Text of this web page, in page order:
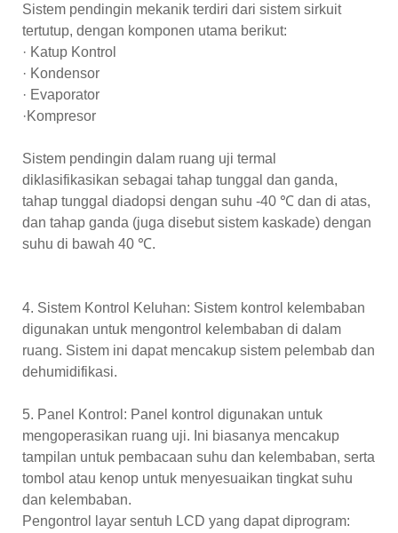
Sistem pendingin mekanik terdiri dari sistem sirkuit
tertutup, dengan komponen utama berikut:
· Katup Kontrol
· Kondensor
· Evaporator
·Kompresor
Sistem pendingin dalam ruang uji termal
diklasifikasikan sebagai tahap tunggal dan ganda,
tahap tunggal diadopsi dengan suhu -40 ℃ dan di atas,
dan tahap ganda (juga disebut sistem kaskade) dengan
suhu di bawah 40 ℃.
4. Sistem Kontrol Keluhan: Sistem kontrol kelembaban
digunakan untuk mengontrol kelembaban di dalam
ruang. Sistem ini dapat mencakup sistem pelembab dan
dehumidifikasi.
5. Panel Kontrol: Panel kontrol digunakan untuk
mengoperasikan ruang uji. Ini biasanya mencakup
tampilan untuk pembacaan suhu dan kelembaban, serta
tombol atau kenop untuk menyesuaikan tingkat suhu
dan kelembaban.
Pengontrol layar sentuh LCD yang dapat diprogram: